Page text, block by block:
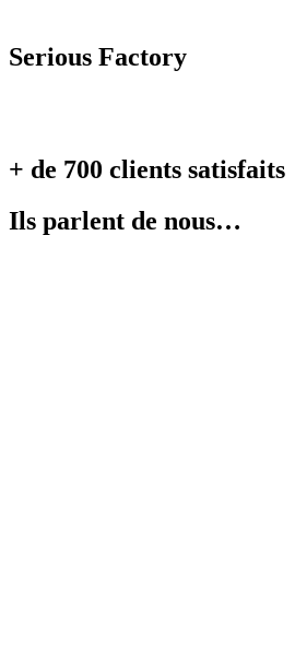
Serious Factory
+ de 700 clients satisfaits
Ils parlent de nous…